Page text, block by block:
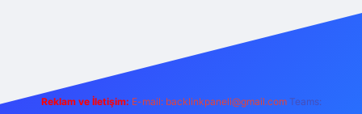
Reklam ve İletişim: E-mail: backlinkpaneli@gmail.com Teams: